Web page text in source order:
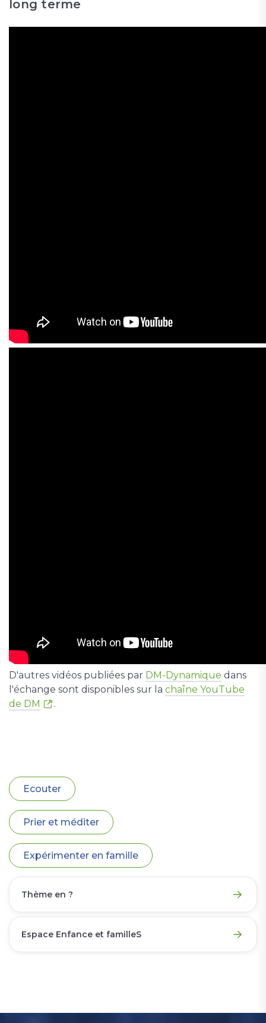
long terme
D'autres vidéos publiées par DM-Dynamique dans
l'échange sont disponibles sur la chaîne YouTube
de DM
.
Ecouter
Prier et méditer
Expérimenter en famille
Thème en ?
Espace Enfance et familleS